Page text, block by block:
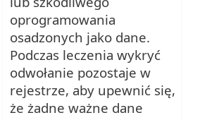
oprogramowania
osadzonych jako dane.
Podczas leczenia wykryć
odwołanie pozostaje w
rejestrze, aby upewnić się,
że żadne ważne dane